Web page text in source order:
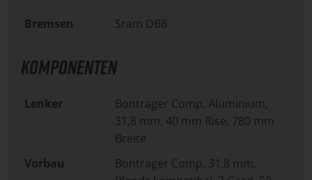
Bremsen Sram DB8
KOMPONENTEN
Lenker
Bontrager Comp, Aluminium,
31,8 mm, 40 mm Rise, 780 mm
Breite
Vorbau
Bontrager Comp, 31,8 mm,